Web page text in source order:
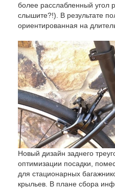
более расслабленный угол
слышите?!). В результате
ориентированная на
Новый дизайн заднего
оптимизации посадки,
для стационарных
крыльев. В плане сбора